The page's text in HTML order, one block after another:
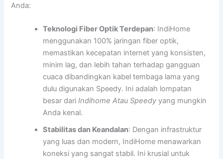
Anda:
Teknologi Fiber Optik Terdepan: IndiHome
menggunakan 100% jaringan fiber optik,
memastikan kecepatan internet yang konsisten,
minim lag, dan lebih tahan terhadap gangguan
cuaca dibandingkan kabel tembaga lama yang
dulu digunakan Speedy. Ini adalah lompatan
besar dariIndihome Atau Speedy yang mungkin
Anda kenal.
Stabilitas dan Keandalan: Dengan infrastruktur
yang luas dan modern, IndiHome menawarkan
koneksi yang sangat stabil. Ini krusial untuk